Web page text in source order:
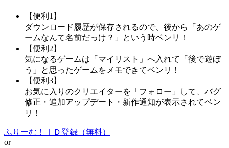
【便利1】
ダウンロード履歴が保存されるので、後から「あのゲ
ームなんて名前だっけ？」という時ベンリ！
【便利2】
気になるゲームは「マイリスト」へ入れて「後で遊ぼ
う」と思ったゲームをメモできてベンリ！
【便利3】
お気に入りのクリエイターを「フォロー」して、バグ
修正・追加アップデート・新作通知が表示されてベン
リ！
ふりーむ！ＩＤ登録（無料）
or